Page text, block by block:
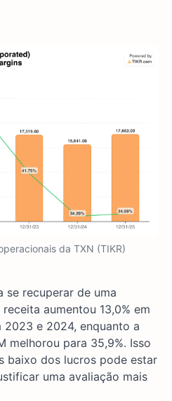
da TXN (TIKR)
se recuperar de uma
aumentou 13,0% em
e 2024, enquanto a
melhorou para 35,9%. Isso
baixo dos lucros pode estar
uma avaliação mais